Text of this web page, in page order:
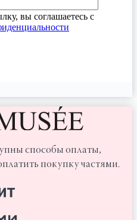
вы соглашаетесь с
способы оплаты,
покупку частями.